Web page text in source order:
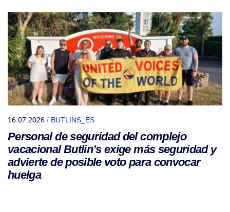
16.07.2026 / BUTLINS_ES
Personal de seguridad del complejo
vacacional Butlin’s exige más seguridad y
advierte de posible voto para convocar
huelga